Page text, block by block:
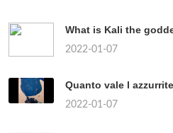
What is Kali the
2022-01-07
Quanto vale l
2022-01-07